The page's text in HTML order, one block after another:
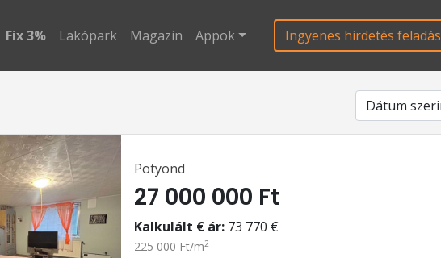
Fix 3% Lakópark Magazin Appok Ingyenes hirdetés feladás
Potyond
27 000 000 Ft
Kalkulált € ár: 73 770 €
225 000 Ft/m2